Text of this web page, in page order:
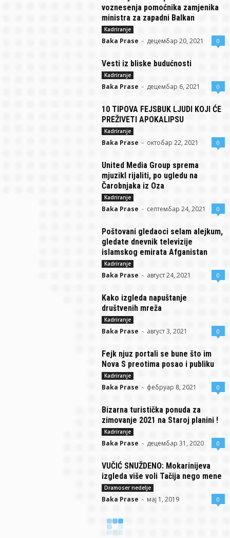
voznesenja pomoćnika zamjenika
ministra za zapadni Balkan
Kadriranje
Baka Prase - децембар 20, 2021 0
Vesti iz bliske budućnosti
Kadriranje
Baka Prase - децембар 6, 2021 0
10 TIPOVA FEJSBUK LJUDI KOJI ĆE
PREŽIVETI APOKALIPSU
Kadriranje
Baka Prase - октобар 22, 2021 0
United Media Group sprema
mjuzikl rijaliti, po ugledu na
Čarobnjaka iz Oza
Kadriranje
Baka Prase - септембар 24, 2021 0
Poštovani gledaoci selam alejkum,
gledate dnevnik televizije
islamskog emirata Afganistan
Kadriranje
Baka Prase - август 24, 2021 0
Kako izgleda napuštanje
društvenih mreža
Kadriranje
Baka Prase - август 3, 2021 0
Fejk njuz portali se bune što im
Nova S preotima posao i publiku
Kadriranje
Baka Prase - фебруар 8, 2021 0
Bizarna turistička ponuda za
zimovanje 2021 na Staroj planini !
Kadriranje
Baka Prase - децембар 31, 2020 0
VUČIĆ SNUŽDENO: Mokarinijeva
izgleda više voli Tačija nego mene
Dramoser nedelje
Baka Prase - мај 1, 2019 0